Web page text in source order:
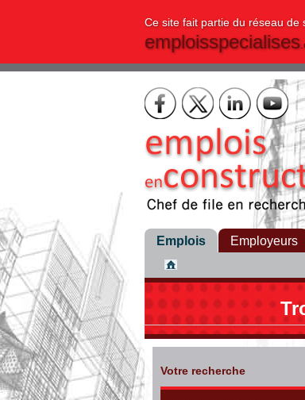
Ce site fait partie du réseau de
emploisspecialises
Emplois Employeurs
Votre recherche